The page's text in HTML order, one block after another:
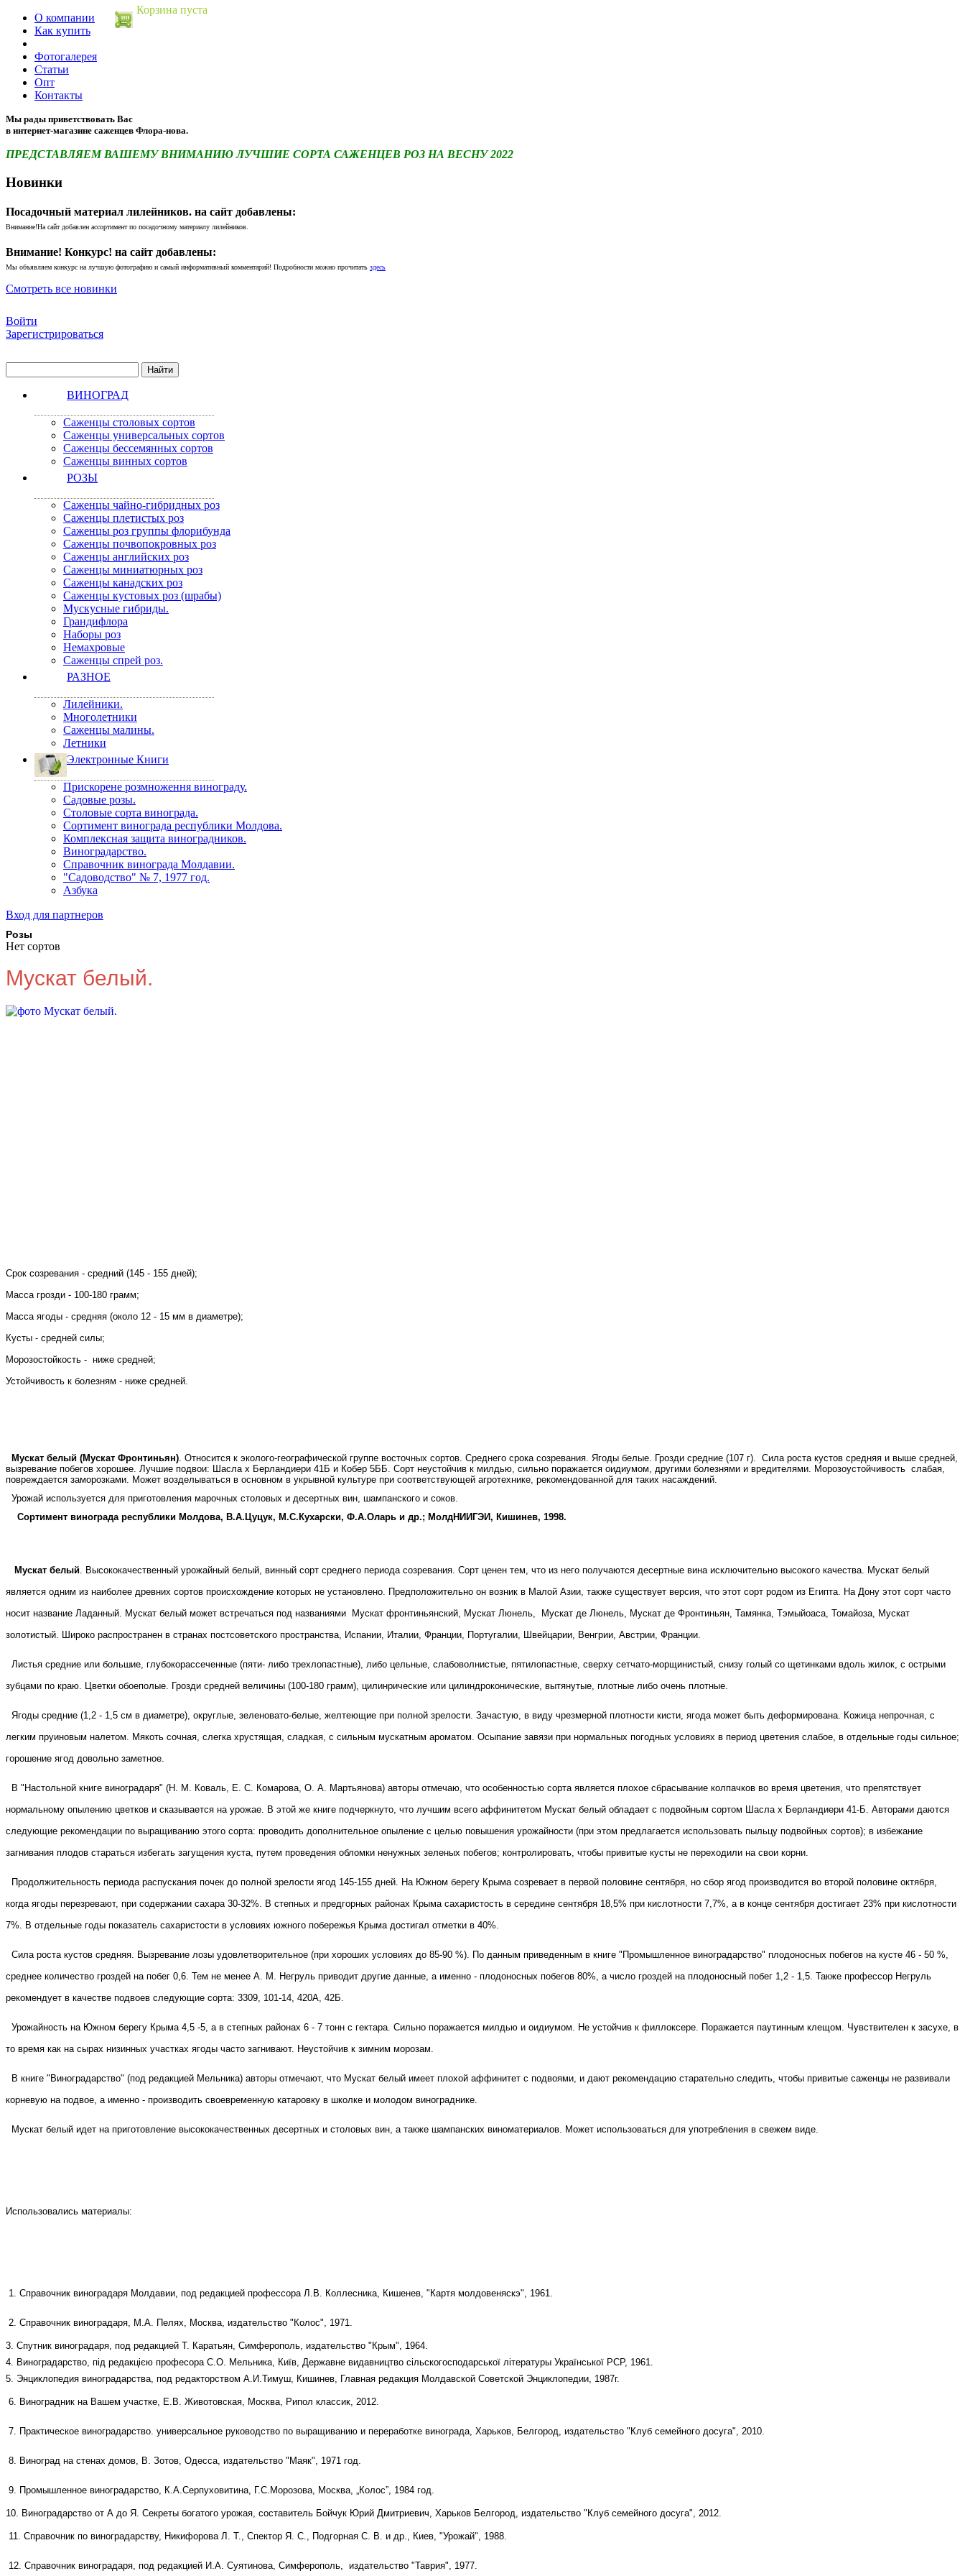
Корзина пуста
О компании
Как купить
Фотогалерея
Статьи
Опт
Контакты
Мы рады приветствовать Вас
в интернет-магазине саженцев Флора-нова.
ПРЕДСТАВЛЯЕМ ВАШЕМУ ВНИМАНИЮ ЛУЧШИЕ СОРТА САЖЕНЦЕВ РОЗ НА ВЕСНУ 2022
Новинки
Посадочный материал лилейников. на сайт добавлены:
Внимание!На сайт добавлен ассортимент по посадочному материалу лилейников.
Внимание! Конкурс! на сайт добавлены:
Мы объявляем конкурс на лучшую фотографию и самый информативный комментарий! Подробности можно прочитать здесь
Смотреть все новинки
Войти
Зарегистрироваться
ВИНОГРАД
Саженцы столовых сортов
Саженцы универсальных сортов
Саженцы бессемянных сортов
Саженцы винных сортов
РОЗЫ
Саженцы чайно-гибридных роз
Саженцы плетистых роз
Саженцы роз группы флорибунда
Саженцы почвопокровных роз
Саженцы английских роз
Саженцы миниатюрных роз
Саженцы канадских роз
Саженцы кустовых роз (шрабы)
Мускусные гибриды.
Грандифлора
Наборы роз
Немахровые
Саженцы спрей роз.
РАЗНОЕ
Лилейники.
Многолетники
Саженцы малины.
Летники
Электронные Книги
Прискорене розмноження винограду.
Садовые розы.
Столовые сорта винограда.
Сортимент винограда республики Молдова.
Комплексная защита виноградников.
Виноградарство.
Справочник винограда Молдавии.
"Садоводство" № 7, 1977 год.
Азбука
Вход для партнеров
Розы
Нет сортов
Мускат белый.
Срок созревания - средний (145 - 155 дней);
Масса грозди - 100-180 грамм;
Масса ягоды - средняя (около 12 - 15 мм в диаметре);
Кусты - средней силы;
Морозостойкость - ниже средней;
Устойчивость к болезням - ниже средней.
Мускат белый (Мускат Фронтиньян). Относится к эколого-географической группе восточных сортов. Среднего срока созревания. Ягоды белые. Грозди средние (107 г). Сила роста кустов средняя и выше средней,
вызревание побегов хорошее. Лучшие подвои: Шасла х Берландиери 41Б и Кобер 5ББ. Сорт неустойчив к милдью, сильно поражается оидиумом, другими болезнями и вредителями. Морозоустойчивость слабая,
повреждается заморозками. Может возделываться в основном в укрывной культуре при соответствующей агротехнике, рекомендованной для таких насаждений.
Урожай используется для приготовления марочных столовых и десертных вин, шампанского и соков.
Сортимент винограда республики Молдова, В.А.Цуцук, М.С.Кухарски, Ф.А.Оларь и др.; МолдНИИГЭИ, Кишинев, 1998.
Мускат белый. Высококачественный урожайный белый, винный сорт среднего периода созревания. Сорт ценен тем, что из него получаются десертные вина исключительно высокого качества. Мускат белый
является одним из наиболее древних сортов происхождение которых не установлено. Предположительно он возник в Малой Азии, также существует версия, что этот сорт родом из Египта. На Дону этот сорт часто
носит название Ладанный. Мускат белый может встречаться под названиями
Мускат фронтиньянский, Мускат Люнель,
Мускат де Люнель, Мускат де Фронтиньян, Тамянка, Тэмыйоаса, Томайоза, Мускат
золотистый. Широко распространен в странах постсоветского пространства, Испании, Италии, Франции, Португалии, Швейцарии, Венгрии, Австрии, Франции.
Листья средние или большие, глубокорассеченные (пяти- либо трехлопастные), либо цельные, слабоволнистые, пятилопастные, сверху сетчато-морщинистый, снизу голый со щетинками вдоль жилок, с острыми
зубцами по краю. Цветки обоеполые. Грозди средней величины (100-180 грамм), цилинрические или цилиндроконические, вытянутые, плотные либо очень плотные.
Ягоды средние (1,2 - 1,5 см в диаметре), округлые, зеленовато-белые, желтеющие при полной зрелости. Зачастую, в виду чрезмерной плотности кисти, ягода может быть деформирована. Кожица непрочная, с
легким пруиновым налетом. Мякоть сочная, слегка хрустящая, сладкая, с сильным мускатным ароматом. Осыпание завязи при нормальных погодных условиях в период цветения слабое, в отдельные годы сильное;
горошение ягод довольно заметное.
В "Настольной книге виноградаря" (Н. М. Коваль, Е. С. Комарова, О. А. Мартьянова) авторы отмечаю, что особенностью сорта является плохое сбрасывание колпачков во время цветения, что препятствует
нормальному опылению цветков и сказывается на урожае. В этой же книге подчеркнуто, что лучшим всего аффинитетом Мускат белый обладает с подвойным сортом Шасла х Берландиери 41-Б. Авторами даются
следующие рекомендации по выращиванию этого сорта: проводить дополнительное опыление с целью повышения урожайности (при этом предлагается использовать пыльцу подвойных сортов); в избежание
загнивания плодов стараться избегать загущения куста, путем проведения обломки ненужных зеленых побегов; контролировать, чтобы привитые кусты не переходили на свои корни.
Продолжительность периода распускания почек до полной зрелости ягод 145-155 дней. На Южном берегу Крыма созревает в первой половине сентября, но сбор ягод производится во второй половине октября,
когда ягоды перезревают, при содержании сахара 30-32%. В степных и предгорных районах Крыма сахаристость в середине сентября 18,5% при кислотности 7,7%, а в конце сентября достигает 23% при кислотности
7%. В отдельные годы показатель сахаристости в условиях южного побережья Крыма достигал отметки в 40%.
Сила роста кустов средняя. Вызревание лозы удовлетворительное (при хороших условиях до 85-90 %). По данным приведенным в книге "Промышленное виноградарство" плодоносных побегов на кусте 46 - 50 %,
среднее количество гроздей на побег 0,6. Тем не менее А. М. Негруль приводит другие данные, а именно - плодоносных побегов 80%, а число гроздей на плодоносный побег 1,2 - 1,5. Также профессор Негруль
рекомендует в качестве подвоев следующие сорта: 3309, 101-14, 420А, 42Б.
Урожайность на Южном берегу Крыма 4,5 -5, а в степных районах 6 - 7 тонн с гектара. Сильно поражается милдью и оидиумом. Не устойчив к филлоксере. Поражается паутинным клещом. Чувствителен к засухе, в
то время как на сырах низинных участках ягоды часто загнивают. Неустойчив к зимним морозам.
В книге "Виноградарство" (под редакцией Мельника) авторы отмечают, что Мускат белый имеет плохой аффинитет с подвоями, и дают рекомендацию старательно следить, чтобы привитые саженцы не развивали
корневую на подвое, а именно - производить своевременную катаровку в школке и молодом винограднике.
Мускат белый идет на приготовление высококачественных десертных и столовых вин, а также шампанских виноматериалов. Может использоваться для употребления в свежем виде.
Использовались материалы:
1. Справочник виноградаря Молдавии, под редакцией профессора Л.В. Коллесника, Кишенев, "Картя молдовеняскэ", 1961.
2. Справочник виноградаря, М.А. Пелях, Москва, издательство "Колос", 1971.
3. Спутник виноградаря, под редакцией Т. Каратьян, Симферополь, издательство "Крым", 1964.
4. Виноградарство, під редакцією професора С.О. Мельника, Київ, Державне видавництво сільскогосподарської літературы Української РСР, 1961.
5. Энциклопедия виноградарства, под редакторством А.И.Тимуш, Кишинев, Главная редакция Молдавской Советской Энциклопедии, 1987г.
6. Виноградник на Вашем участке, Е.В. Животовская, Москва, Рипол классик, 2012.
7. Практическое виноградарство. универсальное руководство по выращиванию и переработке винограда, Харьков, Белгород, издательство "Клуб семейного досуга", 2010.
8. Виноград на стенах домов, В. Зотов, Одесса, издательство "Маяк", 1971 год.
9. Промышленное виноградарство, К.А.Серпуховитина, Г.С.Морозова, Москва, „Колос”, 1984 год.
10. Виноградарство от А до Я. Секреты богатого урожая, составитель Бойчук Юрий Дмитриевич, Харьков Белгород, издательство "Клуб семейного досуга", 2012.
11. Справочник по виноградарству, Никифорова Л. Т., Спектор Я. С., Подгорная С. В. и др., Киев, "Урожай", 1988.
12. Справочник виноградаря, под редакцией И.А. Суятинова, Симферополь, издательство "Таврия", 1977.